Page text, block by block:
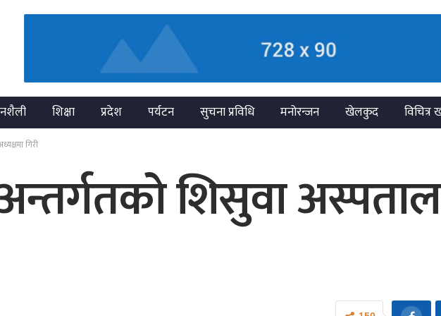
शिक्षा प्रदेश पर्यटन सुचना प्रविधि मनोरन्जन खेलकुद विचित्र
गिरी
शिसुवा